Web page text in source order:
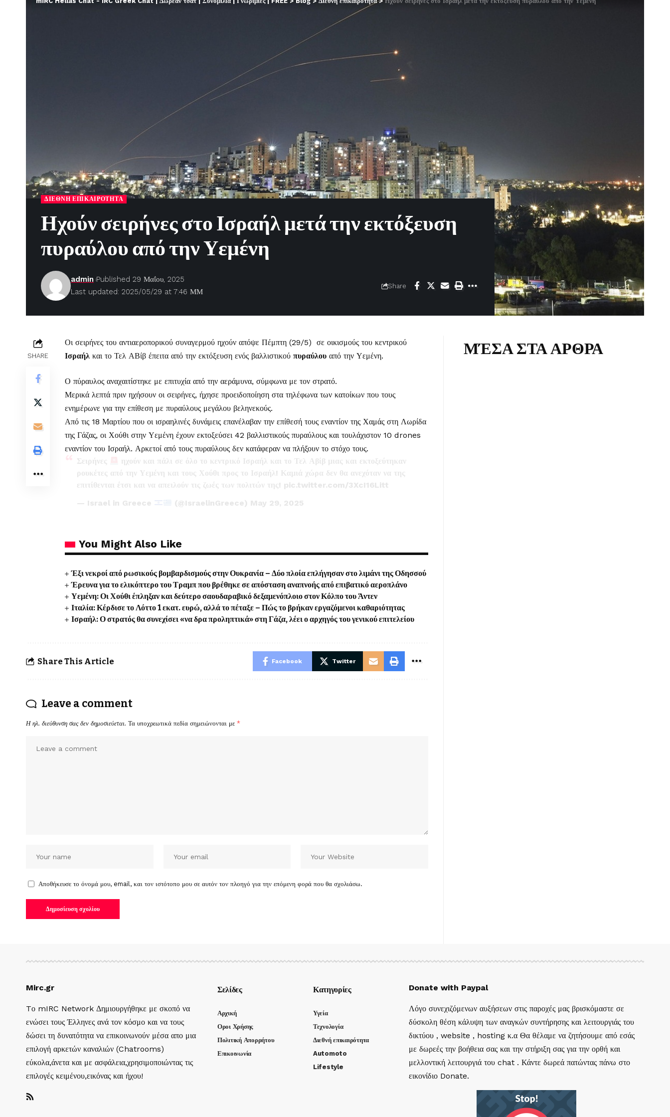
ΔΙΕΘΝΉ ΕΠΙΚΑΙΡΌΤΗΤΑ
Ηχούν σειρήνες στο Ισραήλ μετά την εκτόξευση
πυραύλου από την Υεμένη
Last updated: 2025/05/29 at 7:46 ΜΜ
admin Published 29 Μαΐου, 2025
Share
SHARE
Οι σειρήνες του αντιαεροπορικού συναγερμού ηχούν απόψε Πέμπτη (29/5) σε οικισμούς του κεντρικού
Ισραήλ και το Τελ ΑΒίβ έπειτα από την εκτόξευση ενός βαλλιστικού πυραύλου από την Υεμένη.
Ο πύραυλος αναχαιτίστηκε με επιτυχία από την αεράμυνα, σύμφωνα με τον στρατό.
Μερικά λεπτά πριν ηχήσουν οι σειρήνες, ήχησε προειδοποίηση στα τηλέφωνα των κατοίκων που τους
ενημέρωνε για την επίθεση με πυραύλους μεγάλου βεληνεκούς.
Από τις 18 Μαρτίου που οι ισραηλινές δυνάμεις επανέλαβαν την επίθεσή τους εναντίον της Χαμάς στη Λωρίδα
της Γάζας, οι Χούθι στην Υεμένη έχουν εκτοξεύσει 42 βαλλιστικούς πυραύλους και τουλάχιστον 10 drones
εναντίον του Ισραήλ. Αρκετοί από τους πυραύλους δεν κατάφεραν να πλήξουν το στόχο τους.
Σειρήνες
ηχούν και πάλι σε όλο το κεντρικό Ισραήλ και το Τελ Αβίβ μιας και εκτοξεύτηκαν
ρουκέτες από την Υεμένη και τους Χούθι προς το Ισραήλ! Καμιά χώρα δεν θα ανεχόταν να της
επιτίθενται έτσι και να απειλούν τις ζωές των πολιτών της! pic.twitter.com/3XcI16Litt
— Israel in Greece
(@IsraelinGreece) May 29, 2025
You Might Also Like
Έξι νεκροί από ρωσικούς βομβαρδισμούς στην Ουκρανία – Δύο πλοία επλήγησαν στο λιμάνι της Οδησσού
Έρευνα για το ελικόπτερο του Τραμπ που βρέθηκε σε απόσταση αναπνοής από επιβατικό αεροπλάνο
Υεμένη: Οι Χούθι έπληξαν και δεύτερο σαουδαραβικό δεξαμενόπλοιο στον Κόλπο του Άντεν
Ιταλία: Κέρδισε το Λόττο 1 εκατ. ευρώ, αλλά το πέταξε – Πώς το βρήκαν εργαζόμενοι καθαριότητας
Ισραήλ: Ο στρατός θα συνεχίσει «να δρα προληπτικά» στη Γάζα, λέει ο αρχηγός του γενικού επιτελείου
Share This Article Facebook Twitter
Leave a comment
Η ηλ. διεύθυνση σας δεν δημοσιεύεται. Τα υποχρεωτικά πεδία σημειώνονται με *
Αποθήκευσε το όνομά μου, email, και τον ιστότοπο μου σε αυτόν τον πλοηγό για την επόμενη φορά που θα σχολιάσω.
ΜΈΣΑ ΣΤΑ ΑΡΘΡΑ
Mirc.gr
Tο mIRC Network Δημιουργήθηκε με σκοπό να
ενώσει τους Έλληνες ανά τον κόσμο και να τους
δώσει τη δυνατότητα να επικοινωνούν μέσα απο μια
επιλογή αρκετών καναλιών (Chatrooms)
εύκολα,άνετα και με ασφάλεια,χρησιμοποιώντας τις
επιλογές κειμένου,εικόνας και ήχου!
Σελίδες
Αρχική
Οροι Χρήσης
Πολιτική Απορρήτου
Επικοινωνία
Κατηγορίες
Υγεία
Τεχνολογία
Διεθνή επικαιρότητα
Automoto
Lifestyle
Donate with Paypal
Λόγο συνεχιζόμενων αυξήσεων στις παροχές μας βρισκόμαστε σε
δύσκολη θέση κάλυψη των αναγκών συντήρησης και λειτουργιάς του
δικτύου , website , hosting κ.α Θα θέλαμε να ζητήσουμε από εσάς
με δωρεές την βοήθεια σας και την στήριξη σας για την ορθή και
μελλοντική λειτουργιά του chat . Κάντε δωρεά πατώντας πάνω στο
εικονίδιο Donate.